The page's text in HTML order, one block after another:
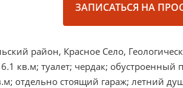
ЗАПИСАТЬСЯ НА
район, Красное Село,
кв.м; туалет; чердак; обустроенный
отдельно стоящий гараж; летний